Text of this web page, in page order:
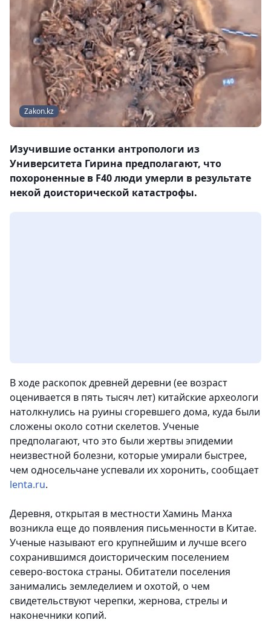
Zakon.kz
Изучившие останки антропологи из
Университета Гирина предполагают, что
похороненные в F40 люди умерли в результате
некой доисторической катастрофы.
В ходе раскопок древней деревни (ее возраст
оценивается в пять тысяч лет) китайские археологи
натолкнулись на руины сгоревшего дома, куда были
сложены около сотни скелетов. Ученые
предполагают, что это были жертвы эпидемии
неизвестной болезни, которые умирали быстрее,
чем односельчане успевали их хоронить, сообщает
lenta.ru.
Деревня, открытая в местности Хаминь Манха
возникла еще до появления письменности в Китае.
Ученые называют его крупнейшим и лучше всего
сохранившимся доисторическим поселением
северо-востока страны. Обитатели поселения
занимались земледелием и охотой, о чем
свидетельствуют черепки, жернова, стрелы и
наконечники копий.